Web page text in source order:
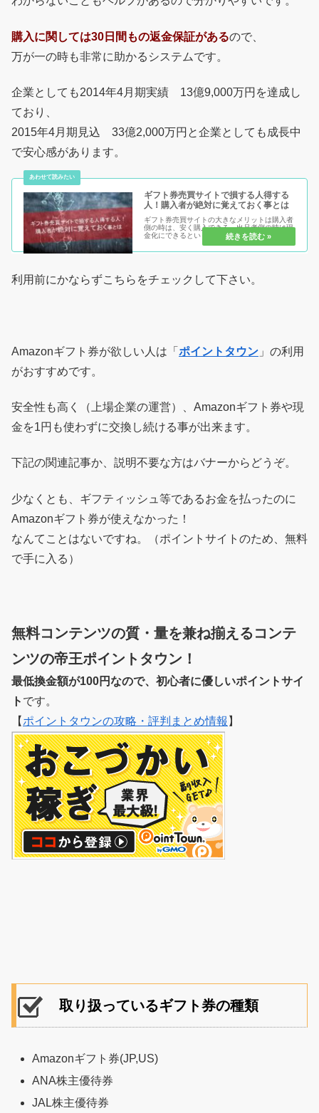
購入に関しては30日間もの返金保証があるので、
万が一の時も非常に助かるシステムです。
企業としても2014年4月期実績 13億9,000万円を達成し
ており、
2015年4月期見込 33億2,000万円と企業としても成長中
で安心感があります。
ギフト券売買サイトで損する人得する
人！購入者が絶対に覚えておく事とは
ギフト券売買サイトの大きなメリットは購入者
側の時は、安く購入できる。出品者側の時は現
金化にできるという事です。しかし、しっかり
と確認しておかないと損しかしないという事を
知っておきましょう。ギフト券売買サイトをし
利用前にかならずこちらをチェックして下さい。
Amazonギフト券が欲しい人は「 ポイントタウン 」の利用
がおすすめです。
安全性も高く（上場企業の運営）、Amazonギフト券や現
金を1円も使わずに交換し続ける事が出来ます。
下記の関連記事か、説明不要な方はバナーからどうぞ。
少なくとも、ギフティッシュ等であるお金を払ったのに
Amazonギフト券が使えなかった！
なんてことはないですね。（ポイントサイトのため、無料
で手に入る）
無料コンテンツの質・量を兼ね揃えるコンテ
ンツの帝王ポイントタウン！
最低換金額が100円なので、初心者に優しいポイントサイ
ト です。
【ポイントタウンの攻略・評判まとめ情報 】
取り扱っているギフト券の種類
Amazonギフト券(JP,US)
ANA株主優待券
JAL株主優待券